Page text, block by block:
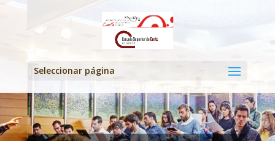
Seleccionar página